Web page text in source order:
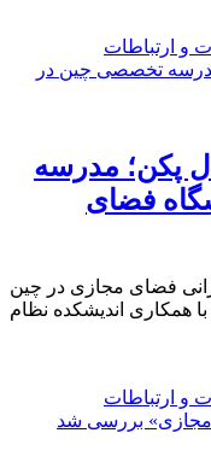
و ارتباطات
پکن؛ مدرسه
فضای
فضای مجازی در چین
همکاری اندیشکده نظام
و ارتباطات